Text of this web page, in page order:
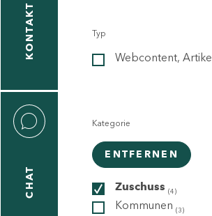
KONTAKT
CHAT
Typ
Webcontent, Artikel
Kategorie
ENTFERNEN
Zuschuss (4)
Kommunen (3)